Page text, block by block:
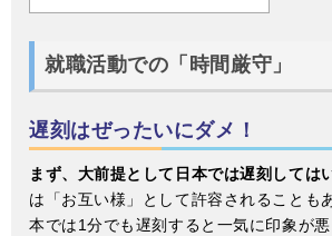
就職活動での「時間厳守」
遅刻はぜったいにダメ！
まず、大前提として日本では遅刻しては
は「お互い様」として許容されることも
本では1分でも遅刻すると一気に印象が